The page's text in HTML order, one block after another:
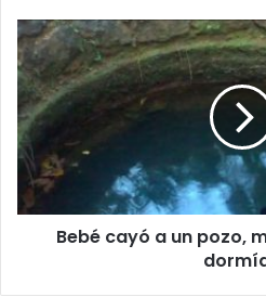
Bebé cayó a un pozo,